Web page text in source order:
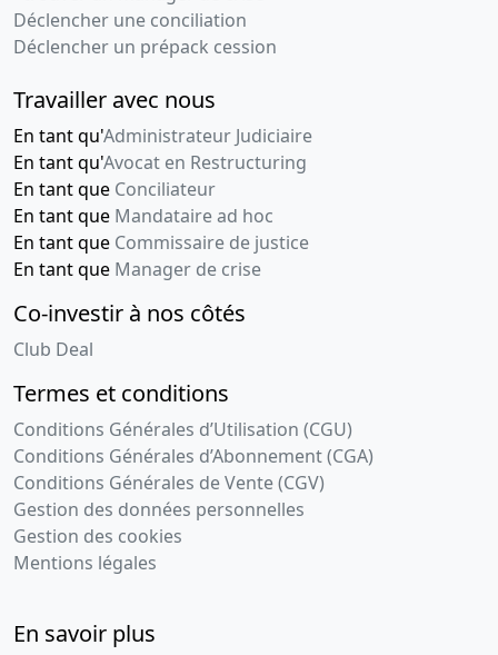
Déclencher une conciliation
Déclencher un prépack cession
Travailler avec nous
En tant qu'Administrateur Judiciaire
En tant qu'Avocat en Restructuring
En tant que Conciliateur
En tant que Mandataire ad hoc
En tant que Commissaire de justice
En tant que Manager de crise
Co-investir à nos côtés
Club Deal
Termes et conditions
Conditions Générales d’Utilisation (CGU)
Conditions Générales d’Abonnement (CGA)
Conditions Générales de Vente (CGV)
Gestion des données personnelles
Gestion des cookies
Mentions légales
En savoir plus